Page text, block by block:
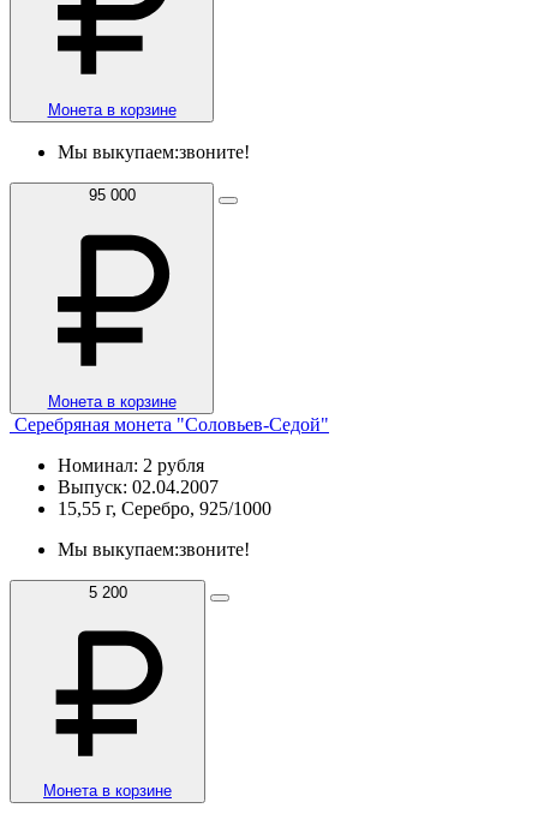
Монета в корзине
Мы выкупаем:звоните!
95 000
Монета в корзине
Серебряная монета "Соловьев-Седой"
Номинал: 2 рубля
Выпуск: 02.04.2007
15,55 г, Серебро, 925/1000
Мы выкупаем:звоните!
5 200
Монета в корзине